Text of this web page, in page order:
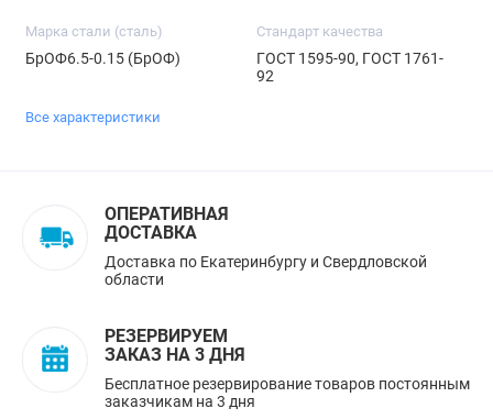
Марка стали (сталь)
БрОФ6.5-0.15 (БрОФ)
Стандарт качества
ГОСТ 1595-90, ГОСТ 1761-
92
Все характеристики
ОПЕРАТИВНАЯ
ДОСТАВКА
Доставка по Екатеринбургу и Свердловской
области
РЕЗЕРВИРУЕМ
ЗАКАЗ НА 3 ДНЯ
Бесплатное резервирование товаров постоянным
заказчикам на 3 дня